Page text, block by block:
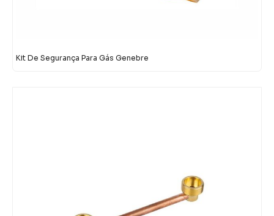
Kit De Segurança Para Gás Genebre